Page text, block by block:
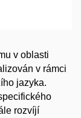
v oblasti
v rámci
jazyka.
rozvíjí